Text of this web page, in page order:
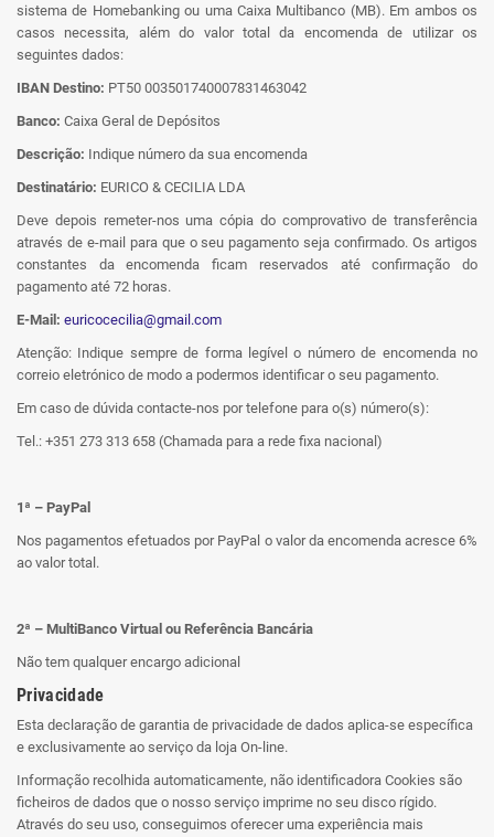
sistema de Homebanking ou uma Caixa Multibanco (MB). Em ambos os
casos necessita, além do valor total da encomenda de utilizar os
seguintes dados:
IBAN Destino: PT50 003501740007831463042
Banco: Caixa Geral de Depósitos
Descrição: Indique número da sua encomenda
Destinatário: EURICO & CECILIA LDA
Deve depois remeter-nos uma cópia do comprovativo de transferência
através de e-mail para que o seu pagamento seja confirmado. Os artigos
constantes da encomenda ficam reservados até confirmação do
pagamento até 72 horas.
E-Mail: euricocecilia@gmail.com
Atenção: Indique sempre de forma legível o número de encomenda no
correio eletrónico de modo a podermos identificar o seu pagamento.
Em caso de dúvida contacte-nos por telefone para o(s) número(s):
Tel.: +351 273 313 658 (Chamada para a rede fixa nacional)
1ª – PayPal
Nos pagamentos efetuados por PayPal o valor da encomenda acresce 6%
ao valor total.
2ª – MultiBanco Virtual ou Referência Bancária
Não tem qualquer encargo adicional
Privacidade
Esta declaração de garantia de privacidade de dados aplica-se específica
e exclusivamente ao serviço da loja On-line.
Informação recolhida automaticamente, não identificadora Cookies são
ficheiros de dados que o nosso serviço imprime no seu disco rígido.
Através do seu uso, conseguimos oferecer uma experiência mais